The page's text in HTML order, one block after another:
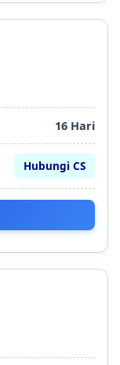
16 Hari
Hubungi CS